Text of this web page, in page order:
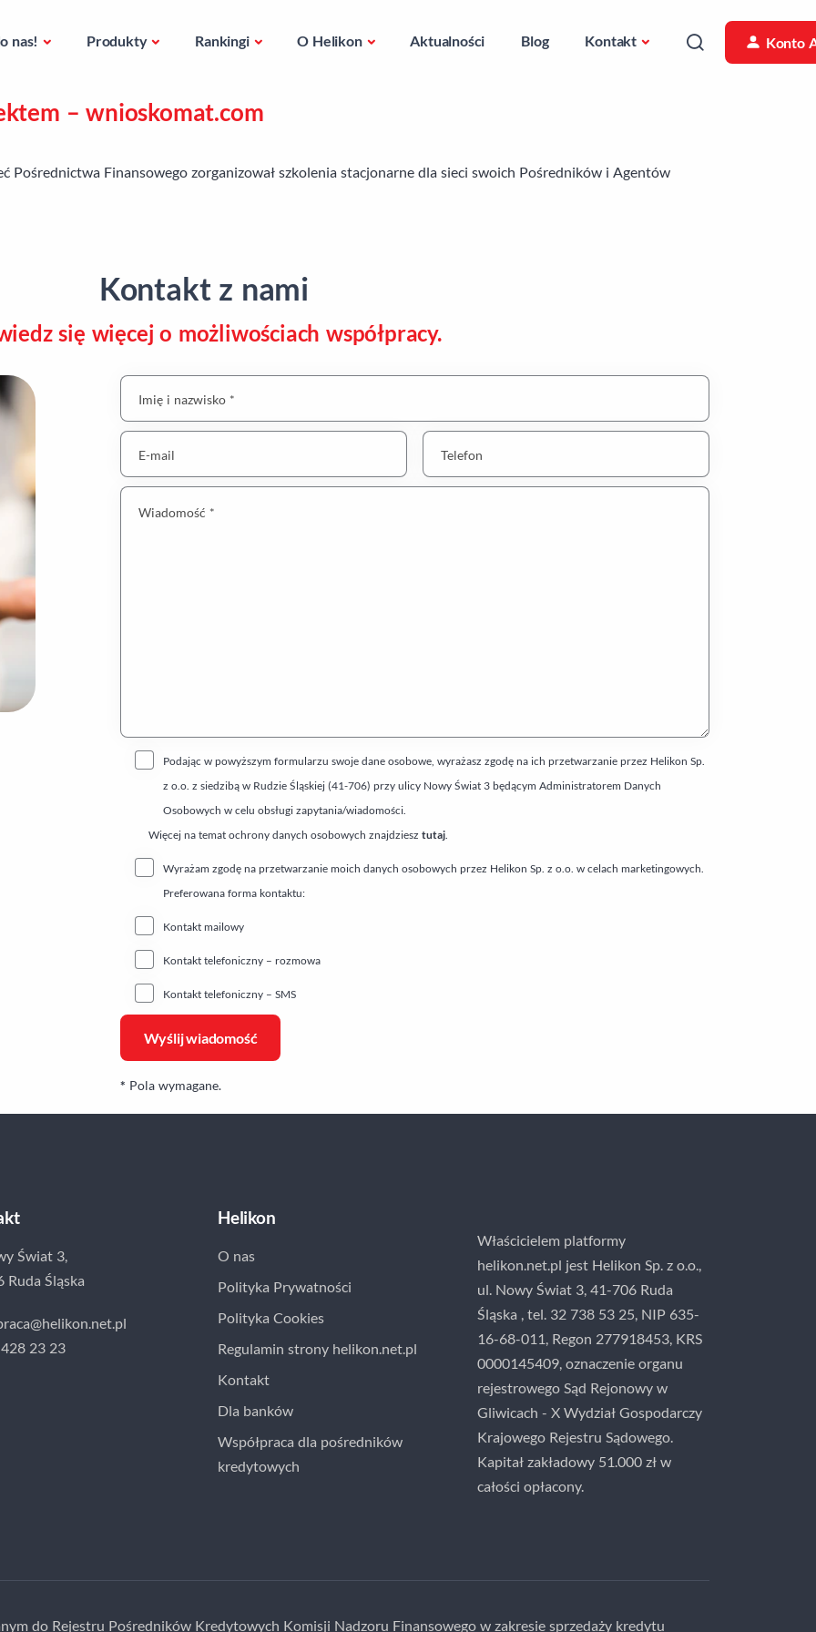
nas! Produkty Rankingi O Helikon Aktualności Blog Kontakt Konto
– wnioskomat.com
Pośrednictwa Finansowego zorganizował szkolenia stacjonarne dla sieci swoich Pośredników i Agentów
Kontakt z nami
się więcej o możliwościach współpracy.
Imię i nazwisko *
E-mail Telefon
Wiadomość *
Podając w powyższym formularzu swoje dane osobowe, wyrażasz zgodę na ich przetwarzanie przez Helikon Sp.
z o.o. z siedzibą w Rudzie Śląskiej (41-706) przy ulicy Nowy Świat 3 będącym Administratorem Danych
Osobowych w celu obsługi zapytania/wiadomości.
Więcej na temat ochrony danych osobowych znajdziesz tutaj.
Wyrażam zgodę na przetwarzanie moich danych osobowych przez Helikon Sp. z o.o. w celach marketingowych.
Preferowana forma kontaktu:
Kontakt mailowy
Kontakt telefoniczny – rozmowa
Kontakt telefoniczny – SMS
* Pola wymagane.
Świat 3,
Ruda Śląska
23 23
Helikon
O nas
Polityka Prywatności
Polityka Cookies
Regulamin strony helikon.net.pl
Kontakt
Dla banków
Współpraca dla pośredników
kredytowych
Właścicielem platformy
helikon.net.pl jest Helikon Sp. z o.o.,
ul. Nowy Świat 3, 41-706 Ruda
Śląska , tel. 32 738 53 25, NIP 635-
16-68-011, Regon 277918453, KRS
0000145409, oznaczenie organu
rejestrowego Sąd Rejonowy w
Gliwicach - X Wydział Gospodarczy
Krajowego Rejestru Sądowego.
Kapitał zakładowy 51.000 zł w
całości opłacony.
do Rejestru Pośredników Kredytowych Komisji Nadzoru Finansowego w zakresie sprzedaży kredytu